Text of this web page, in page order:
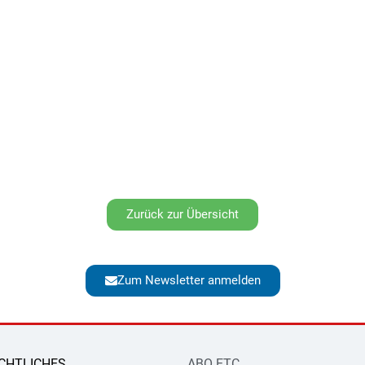
Zurück zur Übersicht
Zum Newsletter anmelden